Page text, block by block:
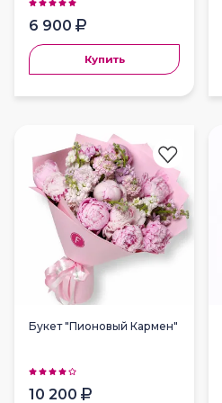
6 900
Купить
Букет "Пионовый Кармен"
10 200